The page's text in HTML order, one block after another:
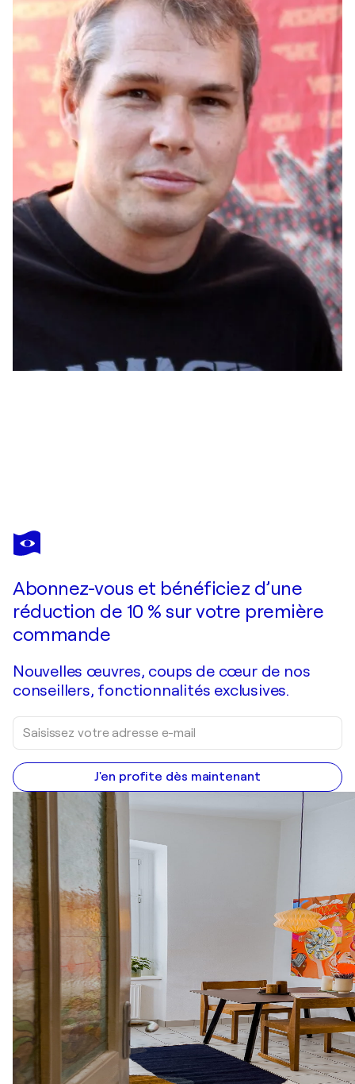
SHEPARD FAIREY
Factory stacks (Earth First)
Abonnez-vous et bénéficiez d’une
réduction de 10 % sur votre première
commande
Nouvelles œuvres, coups de cœur de nos
conseillers, fonctionnalités exclusives.
J'en profite dès maintenant